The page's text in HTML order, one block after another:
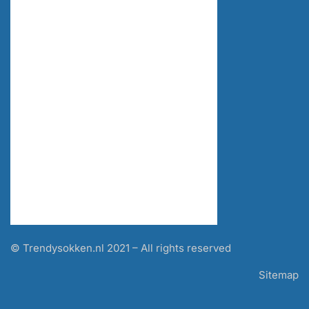
© Trendysokken.nl 2021 – All rights reserved
Sitemap